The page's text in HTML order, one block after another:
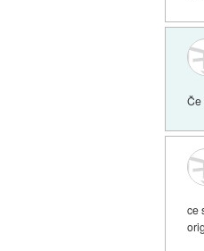
Če
ce